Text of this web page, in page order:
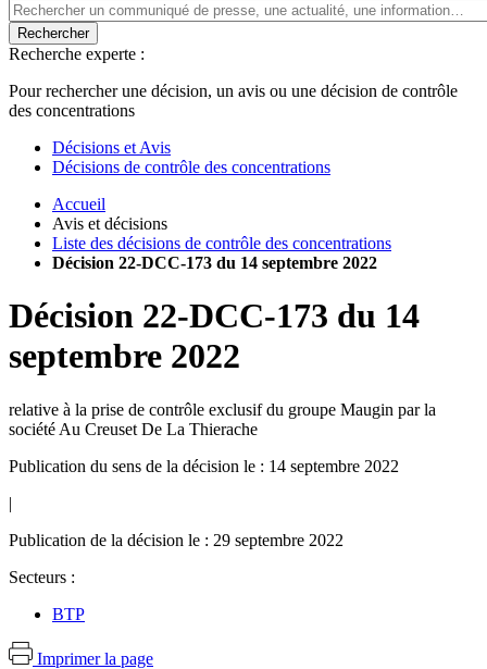
Rechercher
Recherche experte :
Pour rechercher une décision, un avis ou une décision de contrôle
des concentrations
Décisions et Avis
Décisions de contrôle des concentrations
Accueil
Avis et décisions
Liste des décisions de contrôle des concentrations
Décision 22-DCC-173 du 14 septembre 2022
Décision 22-DCC-173 du 14
septembre 2022
relative à la prise de contrôle exclusif du groupe Maugin par la
société Au Creuset De La Thierache
Publication du sens de la décision le : 14 septembre 2022
|
Publication de la décision le : 29 septembre 2022
Secteurs :
BTP
Imprimer la page